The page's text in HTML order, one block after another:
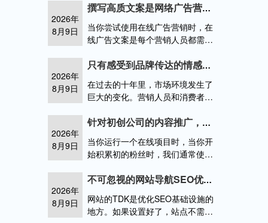
图，主要是XML，另一种是方便用
站地图作用
2026年
8月9日
撰写高质文案是网络广告营销中尤为重要的操作核心
当你尝试使用在线广告营销时，在
线广告文案是每个营销人员都需要
然吸引力。它总是被读者所跟踪，
对你的核撰写网络广告文案有哪些
原则
2026年
8月9日
只有感受到品牌传达的情感，才会迎来网络营销崭新的时代
在过去的十年里，市场环境发生了
巨大的变化。营销人员和消费者已
誉的影响。技术改变了消费者参与
2026年
8月9日
针对初创公司的内容推广，应该选择合适的在线工具做辅助推广
当你运行一个在线项目时，当你开
始积累初的粉丝时，我们通常使用
使用这些粉丝来传播和裂变。其渠
对于初创企业而言寻求目标市场的
方式是
2026年
8月9日
不可忽视的网站导航SEO优化布置
网站的TDK是优化SEO基础设施的
地方。如果设置好了，站点不需要